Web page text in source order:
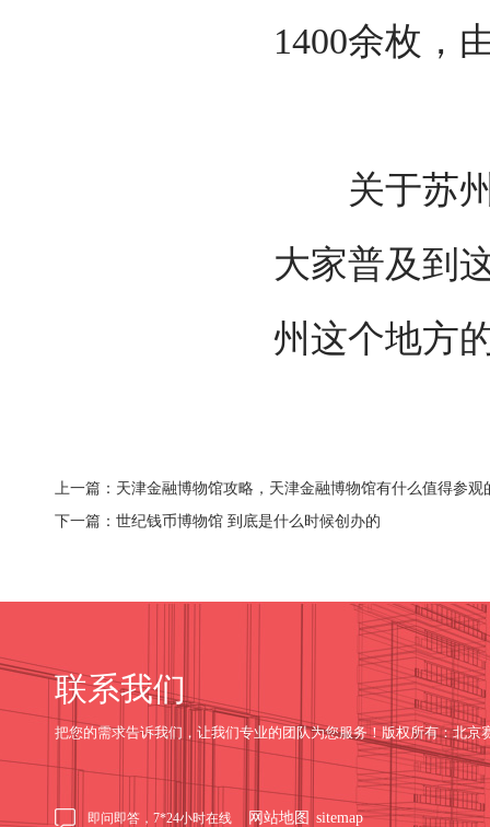
1400余枚，
关于苏州
大家普及到
州这个地方
上一篇：天津金融博物馆攻略，天津金融博物馆有什么值得参观
下一篇：世纪钱币博物馆 到底是什么时候创办的
联系我们
把您的需求告诉我们，让我们专业的团队为您服务！版权所有：北京
即问即答，7*24小时在线 网站地图 sitemap